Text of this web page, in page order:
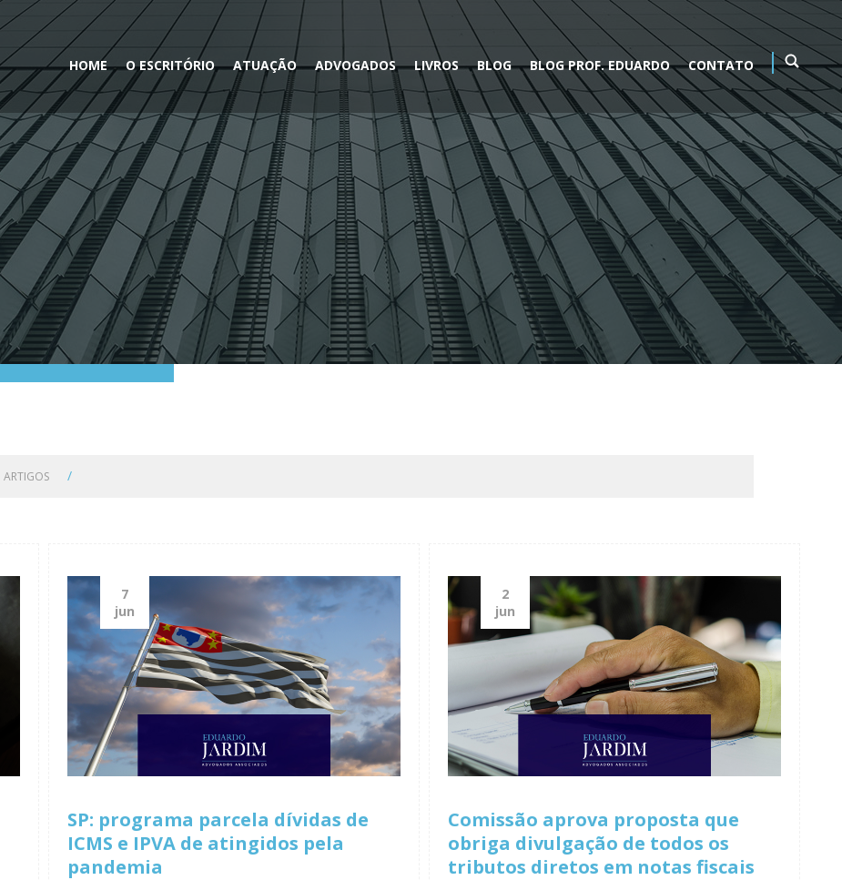
HOME O ESCRITÓRIO ATUAÇÃO ADVOGADOS LIVROS BLOG BLOG PROF. EDUARDO CONTATO
ARTIGOS /
7
jun
SP: programa parcela dívidas de
ICMS e IPVA de atingidos pela
pandemia
2
jun
Comissão aprova proposta que
obriga divulgação de todos os
tributos diretos em notas fiscais